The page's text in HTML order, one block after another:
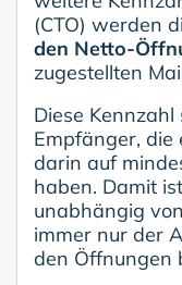
(CTO) werden
den Netto-
zugestellten
Diese
Empfänger, die
darin auf
haben. Damit
unabhängig
immer nur der
den Öffnungen